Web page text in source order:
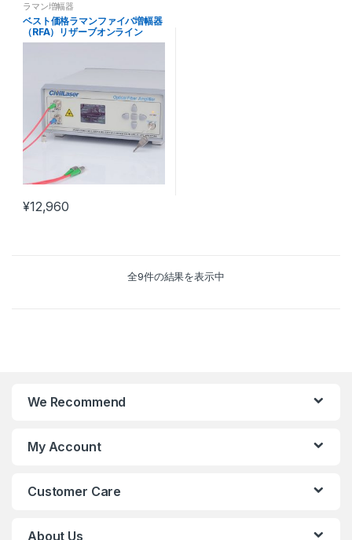
ラマン増幅器
ベスト価格ラマンファイバ増幅器
（RFA）リザーブオンライン
¥12,960
全9件の結果を表示中
We Recommend
My Account
Customer Care
About Us